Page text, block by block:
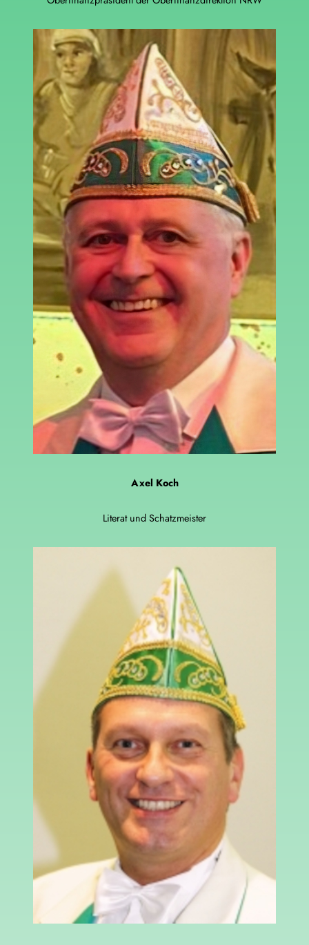
Axel Koch
Literat und Schatzmeister